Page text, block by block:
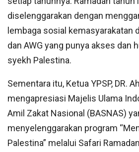
diselenggarakan dengan
lembaga sosial kemasyarakatan
dan AWG yang punya akses dan
syekh Palestina.
Sementara itu, Ketua YPSP, DR.
mengapresiasi Majelis Ulama
Amil Zakat Nasional (BASNAS)
menyelenggarakan program
Palestina” melalui Safari